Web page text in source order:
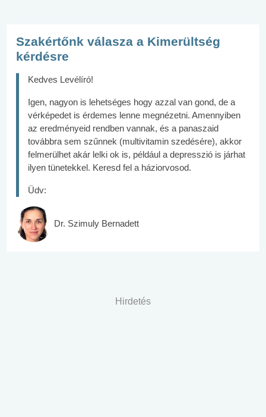
Szakértőnk válasza a Kimerültség
kérdésre
Kedves Levélíró!
Igen, nagyon is lehetséges hogy azzal van gond, de a
vérképedet is érdemes lenne megnézetni. Amennyiben
az eredményeid rendben vannak, és a panaszaid
továbbra sem szűnnek (multivitamin szedésére), akkor
felmerülhet akár lelki ok is, például a depresszió is járhat
ilyen tünetekkel. Keresd fel a háziorvosod.
Üdv:
Dr. Szimuly Bernadett
Hirdetés